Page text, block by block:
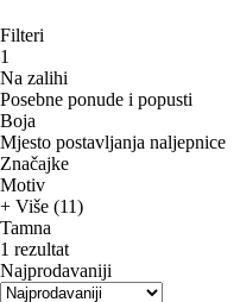
Filteri
1
Na zalihi
Posebne ponude i popusti
Boja
Mjesto postavljanja naljepnice
Značajke
Motiv
+ Više (11)
Tamna
1 rezultat
Najprodavaniji